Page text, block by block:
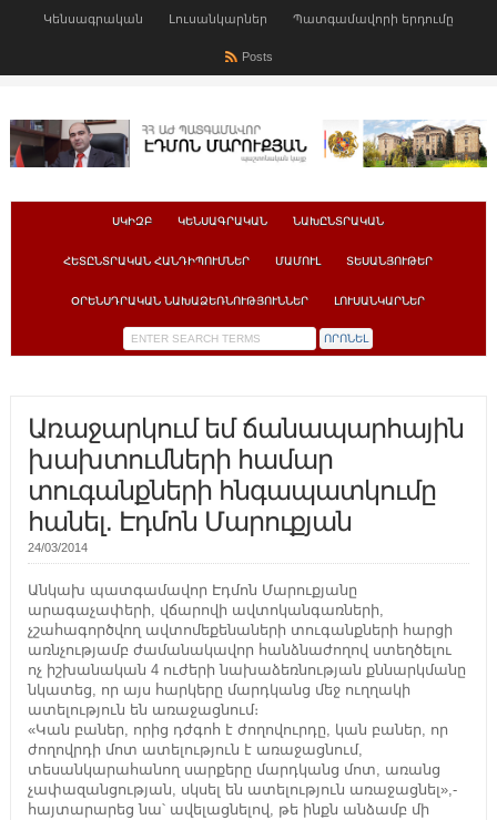
Կենսագրական Լուսանկարներ Պատգամավորի երդումը
Posts
ՍԿԻԶԲ ԿԵՆՍԱԳՐԱԿԱՆ ՆԱԽԸՆՏՐԱԿԱՆ
ՀԵՏԸՆՏՐԱԿԱՆ ՀԱՆԴԻՊՈՒՄՆԵՐ ՄԱՄՈՒԼ ՏԵՍԱՆՅՈՒԹԵՐ
ՕՐԵՆՍԴՐԱԿԱՆ ՆԱԽԱՁԵՌՆՈՒԹՅՈՒՆՆԵՐ ԼՈՒՍԱՆԿԱՐՆԵՐ
Առաջարկում եմ ճանապարհային
խախտումների համար
տուգանքների հնգապատկումը
հանել. Էդմոն Մարուքյան
24/03/2014
Անկախ պատգամավոր Էդմոն Մարուքյանը
արագաչափերի, վճարովի ավտոկանգառների,
չշահագործվող ավտոմեքենաների տուգանքների հարցի
առնչությամբ ժամանակավոր հանձնաժողով ստեղծելու
ոչ իշխանական 4 ուժերի նախաձեռնության քննարկմանը
նկատեց, որ այս հարկերը մարդկանց մեջ ուղղակի
ատելություն են առաջացնում։
«Կան բաներ, որից դժգոհ է ժողովուրդը, կան բաներ, որ
ժողովրդի մոտ ատելություն է առաջացնում,
տեսանկարահանող սարքերը մարդկանց մոտ, առանց
չափազանցության, սկսել են ատելություն առաջացնել»,-
հայտարարեց նա՝ ավելացնելով, թե ինքն անձամբ մի